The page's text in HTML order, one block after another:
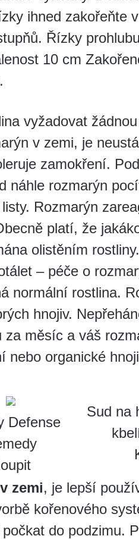
ihned zakořeňte
Řízky
10 cm
vyžadovat
v zemi, je
zamokření.
náhle rozmarýn
Rozmarýn
platí, že
olistěním
– péče o
normální rostlina.
hnojiv.
za měsíc a váš
nebo organické
Defense
Sud na
zemi, je lepší
kořenového
do podzimu.